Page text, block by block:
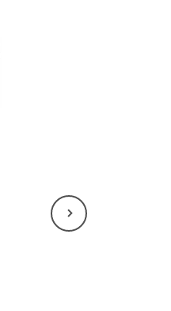
Next